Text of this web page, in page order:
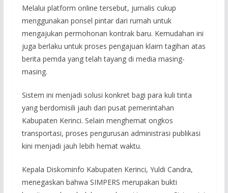
Melalui platform online tersebut, jurnalis cukup
menggunakan ponsel pintar dari rumah untuk
mengajukan permohonan kontrak baru. Kemudahan ini
juga berlaku untuk proses pengajuan klaim tagihan atas
berita pemda yang telah tayang di media masing-
masing.
Sistem ini menjadi solusi konkret bagi para kuli tinta
yang berdomisili jauh dari pusat pemerintahan
Kabupaten Kerinci. Selain menghemat ongkos
transportasi, proses pengurusan administrasi publikasi
kini menjadi jauh lebih hemat waktu.
Kepala Diskominfo Kabupaten Kerinci, Yuldi Candra,
menegaskan bahwa SIMPERS merupakan bukti